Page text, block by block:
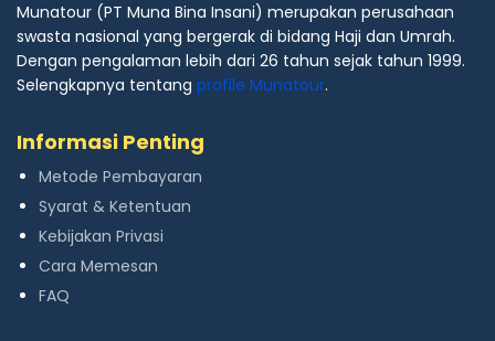
Munatour (PT Muna Bina Insani) merupakan perusahaan
swasta nasional yang bergerak di bidang Haji dan Umrah.
Dengan pengalaman lebih dari 26 tahun sejak tahun 1999.
Selengkapnya tentang profile Munatour.
Informasi Penting
Metode Pembayaran
Syarat & Ketentuan
Kebijakan Privasi
Cara Memesan
FAQ